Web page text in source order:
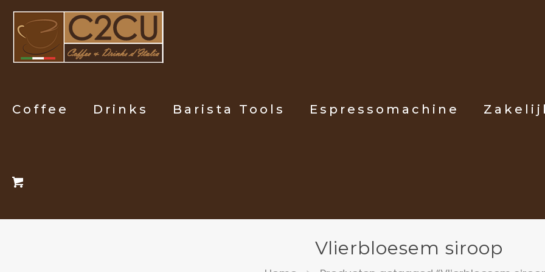
Coffee Drinks Barista Tools Espressomachine
Vlierbloesem siroop